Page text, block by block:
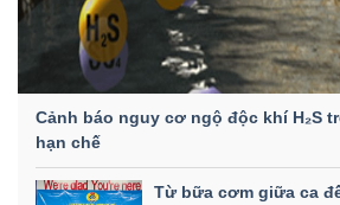
Cảnh báo nguy cơ ngộ độc khí H₂S
hạn chế
Từ bữa cơm giữa ca